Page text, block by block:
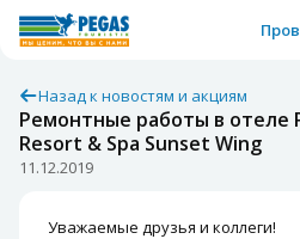
Назад к новостям и акциям
Ремонтные работы в отеле
Resort & Spa Sunset Wing
11.12.2019
Уважаемые друзья и коллеги!